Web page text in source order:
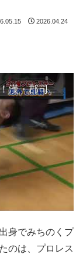
2026.04.24
【特集】プロレス修行でメキシコへ！漢・郡司歩37歳の決断
身でみちのくプ
のは、プロレス